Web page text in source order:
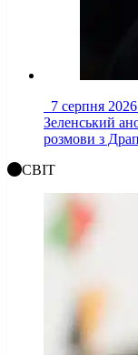
7 серпня
Зеленський
розмови з
СВІТ